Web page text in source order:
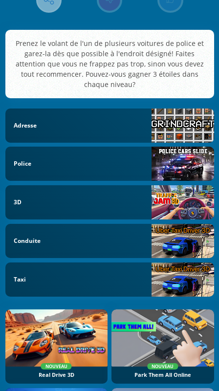
Prenez le volant de l'un de plusieurs voitures de police et
garez-la dès que possible à l'endroit désigné! Faites
attention que vous ne frappez pas trop, sinon vous devez
tout recommencer. Pouvez-vous gagner 3 étoiles dans
chaque niveau?
Adresse
Police
3D
Conduite
Taxi
NOUVEAU
Real Drive 3D
NOUVEAU
Park Them All Online